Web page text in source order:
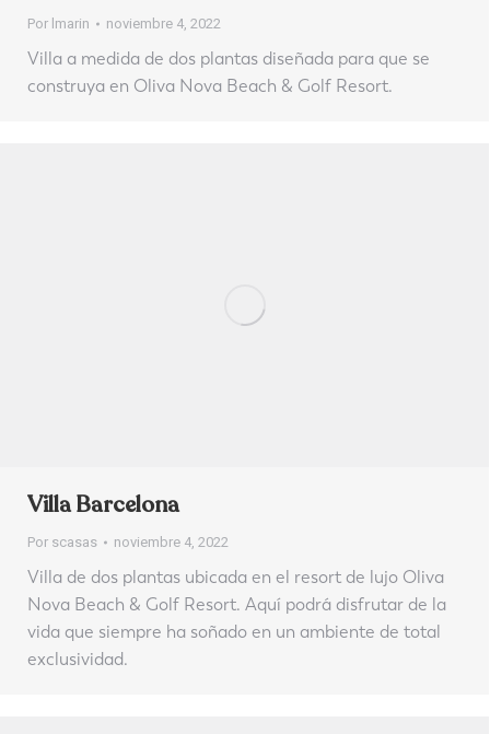
Por lmarin noviembre 4, 2022
Villa a medida de dos plantas diseñada para que se
construya en Oliva Nova Beach & Golf Resort.
Villa Barcelona
Por scasas noviembre 4, 2022
Villa de dos plantas ubicada en el resort de lujo Oliva
Nova Beach & Golf Resort. Aquí podrá disfrutar de la
vida que siempre ha soñado en un ambiente de total
exclusividad.